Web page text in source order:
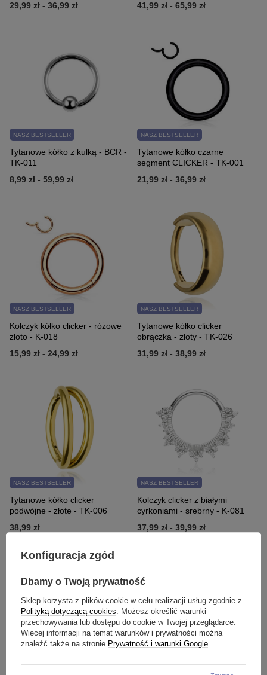
29,99 zł - 36,99 zł
41,99 zł - 65,99 zł
NASZ BESTSELLER
Tytanowe kółko z kulką - BCR -
TK-011
8,99 zł - 59,99 zł
NASZ BESTSELLER
Tytanowe kółko czarne
segment CLICKER - TK-001
21,99 zł - 36,99 zł
NASZ BESTSELLER
Kolczyk kółko clicker - różowe
złoto - K-018
15,99 zł - 24,99 zł
NASZ BESTSELLER
Tytanowe kółko clicker
obrączka - złoty - TK-026
31,99 zł - 38,99 zł
NASZ BESTSELLER
Tytanowe kółko clicker
podwójne - złote - TK-006
38,99 zł
NASZ BESTSELLER
Kolczyk clicker z białymi
cyrkoniami - srebrny - K-081
37,99 zł - 39,99 zł
Konfiguracja zgód
Dbamy o Twoją prywatność
Sklep korzysta z plików cookie w celu realizacji usług zgodnie z
Polityką dotyczącą cookies . Możesz określić warunki
przechowywania lub dostępu do cookie w Twojej przeglądarce.
Więcej informacji na temat warunków i prywatności można
znaleźć także na stronie Prywatność i warunki Google